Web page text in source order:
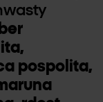
pospolita,